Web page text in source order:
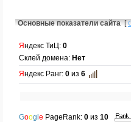
Основные показатели сайта [
Яндекс ТиЦ: 0
Склей домена: Нет
Яндекс Ранг: 0 из 6
Google PageRank: 0 из 10